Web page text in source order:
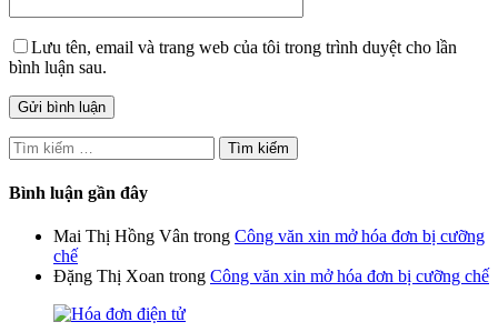
Lưu tên, email và trang web của tôi trong trình duyệt cho lần
bình luận sau.
Tìm
kiếm
cho:
Bình luận gần đây
Mai Thị Hồng Vân trong Công văn xin mở hóa đơn bị cưỡng
chế
Đặng Thị Xoan trong Công văn xin mở hóa đơn bị cưỡng chế